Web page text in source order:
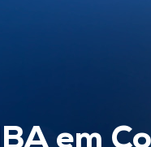
em